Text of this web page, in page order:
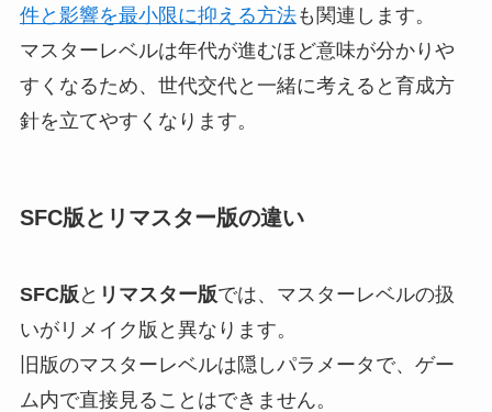
件と影響を最小限に抑える方法も関連します。
マスターレベルは年代が進むほど意味が分かりや
すくなるため、世代交代と一緒に考えると育成方
針を立てやすくなります。
SFC版とリマスター版の違い
SFC版 と リマスター版では、マスターレベルの扱
いがリメイク版と異なります。
旧版のマスターレベルは隠しパラメータで、ゲー
ム内で直接見ることはできません。